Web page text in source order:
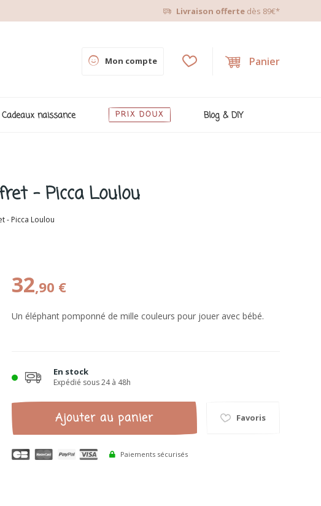
Livraison offerte dès 89€*
Panier
Mon compte
Cadeaux naissance PRIX DOUX Blog & DIY
- Picca Loulou
- Picca Loulou
32,90 €
Un éléphant pomponné de mille couleurs pour jouer avec bébé.
En stock
Expédié sous 24 à 48h
Ajouter au panier Favoris
Paiements sécurisés